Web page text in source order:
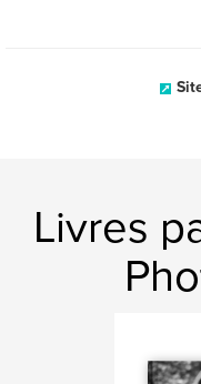
Livres